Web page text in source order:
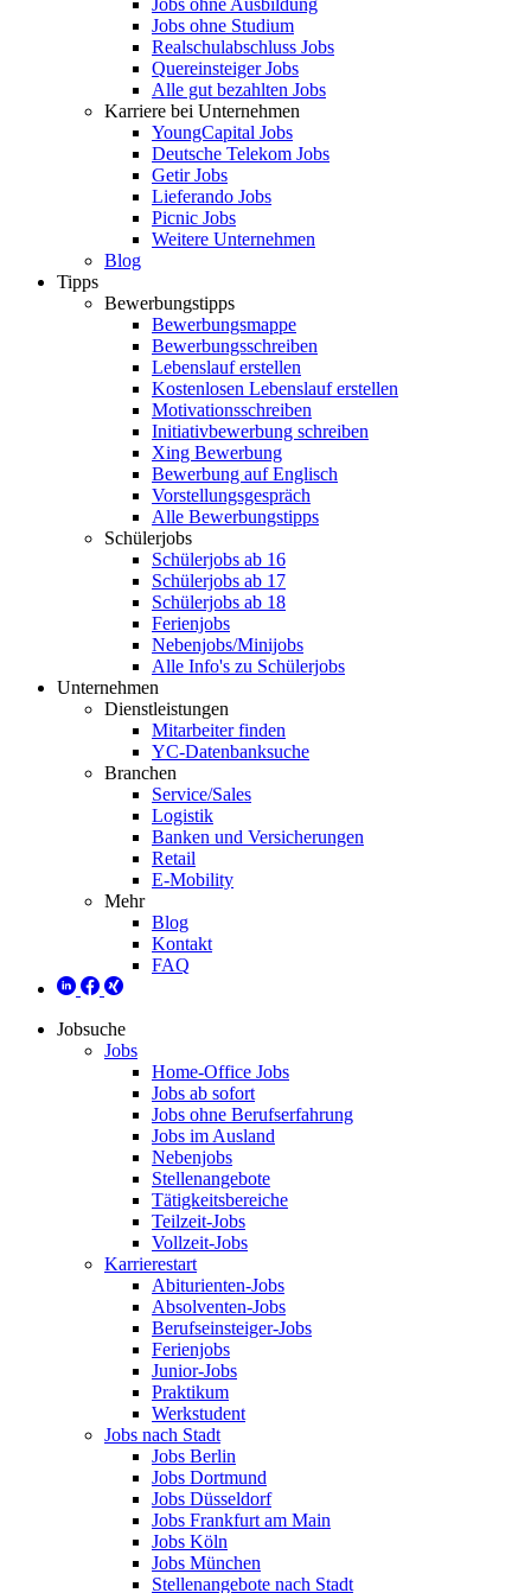
Jobs ohne Ausbildung
Jobs ohne Studium
Realschulabschluss Jobs
Quereinsteiger Jobs
Alle gut bezahlten Jobs
Karriere bei Unternehmen
YoungCapital Jobs
Deutsche Telekom Jobs
Getir Jobs
Lieferando Jobs
Picnic Jobs
Weitere Unternehmen
Blog
Tipps
Bewerbungstipps
Bewerbungsmappe
Bewerbungsschreiben
Lebenslauf erstellen
Kostenlosen Lebenslauf erstellen
Motivationsschreiben
Initiativbewerbung schreiben
Xing Bewerbung
Bewerbung auf Englisch
Vorstellungsgespräch
Alle Bewerbungstipps
Schülerjobs
Schülerjobs ab 16
Schülerjobs ab 17
Schülerjobs ab 18
Ferienjobs
Nebenjobs/Minijobs
Alle Info's zu Schülerjobs
Unternehmen
Dienstleistungen
Mitarbeiter finden
YC-Datenbanksuche
Branchen
Service/Sales
Logistik
Banken und Versicherungen
Retail
E-Mobility
Mehr
Blog
Kontakt
FAQ
Jobsuche
Jobs
Home-Office Jobs
Jobs ab sofort
Jobs ohne Berufserfahrung
Jobs im Ausland
Nebenjobs
Stellenangebote
Tätigkeitsbereiche
Teilzeit-Jobs
Vollzeit-Jobs
Karrierestart
Abiturienten-Jobs
Absolventen-Jobs
Berufseinsteiger-Jobs
Ferienjobs
Junior-Jobs
Praktikum
Werkstudent
Jobs nach Stadt
Jobs Berlin
Jobs Dortmund
Jobs Düsseldorf
Jobs Frankfurt am Main
Jobs Köln
Jobs München
Stellenangebote nach Stadt